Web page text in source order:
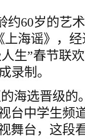
约60岁的艺
海谣》，
生”春节联
录制。
海选晋级的
台中学生频
舞台，这段